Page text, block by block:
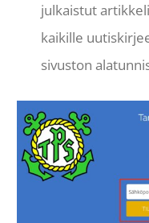
julkaistut
kaikille
sivuston